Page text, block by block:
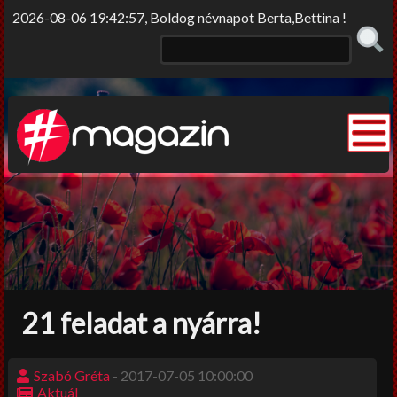
2026-08-06 19:42:57, Boldog névnapot Berta,Bettina !
Elme/rengő
Elv/érzek
Sors-szinkópa
Nem tabu
Korlátolt felelősséggel
Film-Színház-Muzsika
21 feladat a nyárra!
Szabó Gréta - 2017-07-05 10:00:00
Aktuál